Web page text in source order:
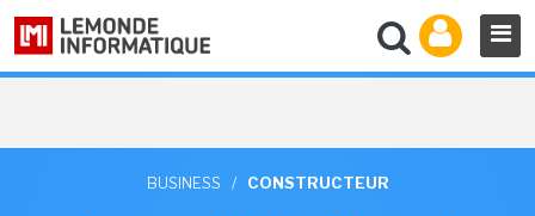
BUSINESS / CONSTRUCTEUR